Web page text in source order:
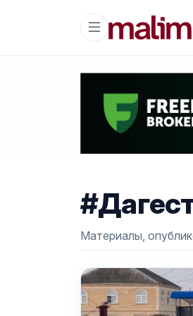
Материалы,